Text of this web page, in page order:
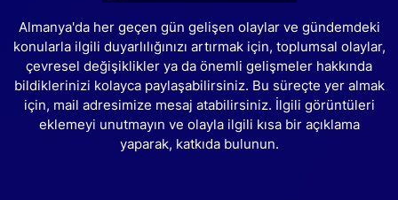
Almanya'da her geçen gün gelişen olaylar ve gündemdeki
konularla ilgili duyarlılığınızı artırmak için, toplumsal olaylar,
çevresel değişiklikler ya da önemli gelişmeler hakkında
bildiklerinizi kolayca paylaşabilirsiniz. Bu süreçte yer almak
için, mail adresimize mesaj atabilirsiniz. İlgili görüntüleri
eklemeyi unutmayın ve olayla ilgili kısa bir açıklama
yaparak, katkıda bulunun.